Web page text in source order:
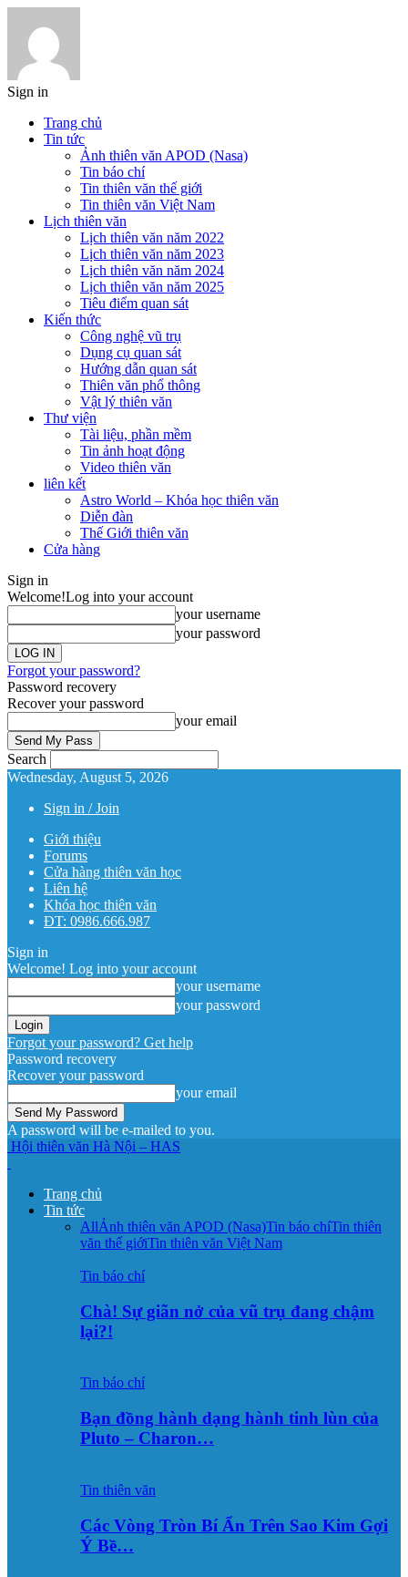
Sign in
Trang chủ
Tin tức
Ảnh thiên văn APOD (Nasa)
Tin báo chí
Tin thiên văn thế giới
Tin thiên văn Việt Nam
Lịch thiên văn
Lịch thiên văn năm 2022
Lịch thiên văn năm 2023
Lịch thiên văn năm 2024
Lịch thiên văn năm 2025
Tiêu điểm quan sát
Kiến thức
Công nghệ vũ trụ
Dụng cụ quan sát
Hướng dẫn quan sát
Thiên văn phổ thông
Vật lý thiên văn
Thư viện
Tài liệu, phần mềm
Tin ảnh hoạt động
Video thiên văn
liên kết
Astro World – Khóa học thiên văn
Diễn đàn
Thế Giới thiên văn
Cửa hàng
Sign in
Welcome!Log into your account
your username
your password
Forgot your password?
Password recovery
Recover your password
your email
Search
Wednesday, August 5, 2026
Sign in / Join
Giới thiệu
Forums
Cửa hàng thiên văn học
Liên hệ
Khóa học thiên văn
ĐT: 0986.666.987
Sign in
Welcome! Log into your account
your username
your password
Forgot your password? Get help
Password recovery
Recover your password
your email
A password will be e-mailed to you.
Hội thiên văn Hà Nội – HAS
Trang chủ
Tin tức
AllẢnh thiên văn APOD (Nasa)Tin báo chíTin thiên
văn thế giớiTin thiên văn Việt Nam
Tin báo chí
Chà! Sự giãn nở của vũ trụ đang chậm
lại?!
Tin báo chí
Bạn đồng hành dạng hành tinh lùn của
Pluto – Charon…
Tin thiên văn
Các Vòng Tròn Bí Ẩn Trên Sao Kim Gợi
Ý Bề…